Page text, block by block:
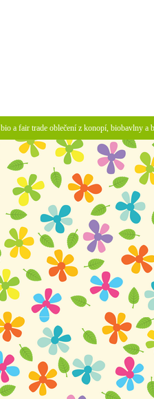
bio a fair trade oblečení z konopí, biobavlny a